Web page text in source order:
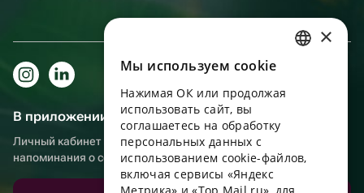
В приложении еще удобнее!
Личный кабинет получателя, больше бонусов за покупки и
напоминания о событиях
ENGLISH
UKRAINIAN
PORTUGUESE
×
Мы используем сookie
Нажимая ОК или продолжая
использовать сайт, вы
соглашаетесь на обработку
персональных данных с
использованием cookie-файлов,
включая сервисы «Яндекс